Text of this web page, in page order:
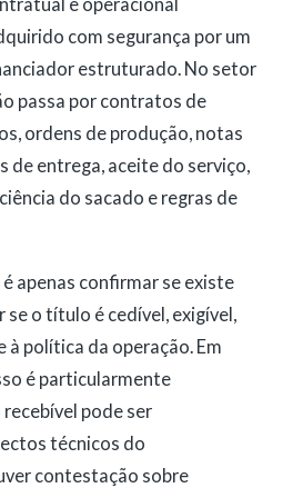
com segurança por um
estruturado. No setor
passa por contratos de
ordens de produção, notas
de entrega, aceite do serviço,
do sacado e regras de
apenas confirmar se existe
se o título é cedível, exigível,
política da operação. Em
é particularmente
pode ser
técnicos do
contestação sobre